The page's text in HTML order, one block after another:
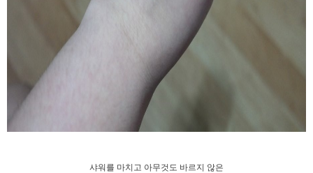
샤워를 마치고 아무것도 바르지 않은